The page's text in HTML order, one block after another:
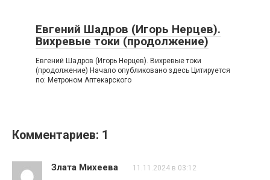
Евгений Шадров (Игорь Нерцев).
Вихревые токи (продолжение)
Евгений Шадров (Игорь Нерцев). Вихревые токи
(продолжение) Начало опубликовано здесь Цитируется
по: Метроном Аптекарского
Комментариев: 1
Злата Михеева 11.11.2024 в 03:12